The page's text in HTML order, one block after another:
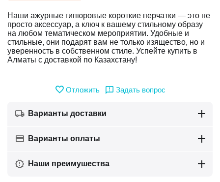
Наши ажурные гипюровые короткие перчатки — это не
просто аксессуар, а ключ к вашему стильному образу
на любом тематическом мероприятии. Удобные и
стильные, они подарят вам не только изящество, но и
уверенность в собственном стиле. Успейте купить в
Алматы с доставкой по Казахстану!
Отложить Задать вопрос
Варианты доставки
Варианты оплаты
Наши преимушества